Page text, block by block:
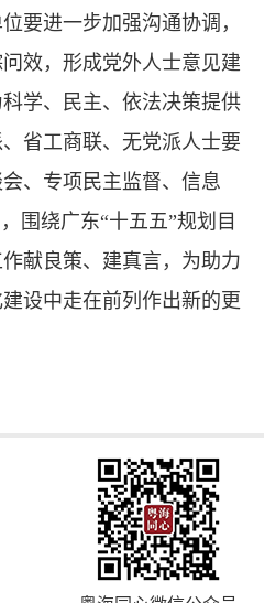
进一步加强沟通协调，
效，形成党外人士意见建
学、民主、依法决策提供
省工商联、无党派人士要
、专项民主监督、信息
围绕广东“十五五”规划目
献良策、建真言，为助力
设中走在前列作出新的更